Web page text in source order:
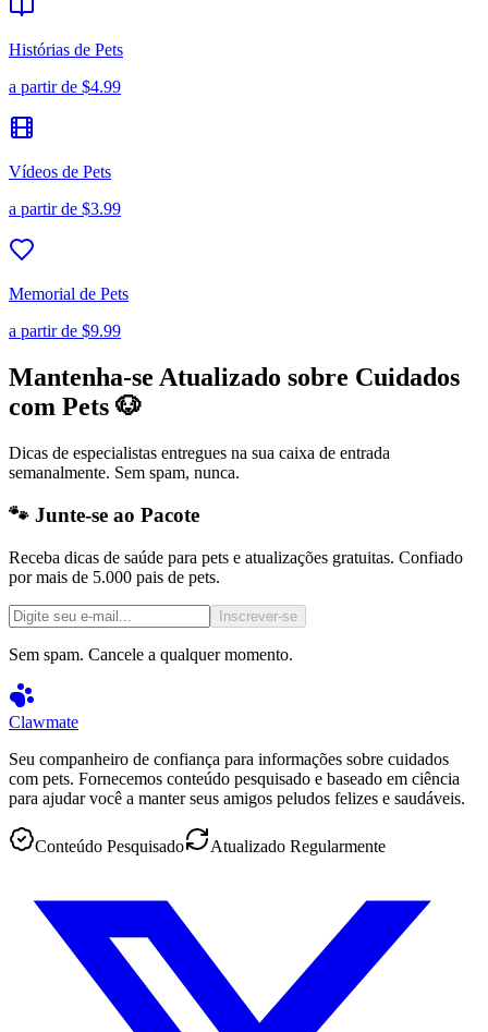
Histórias de Pets
a partir de $4.99
Vídeos de Pets
a partir de $3.99
Memorial de Pets
a partir de $9.99
Mantenha-se Atualizado sobre Cuidados
com Pets 🐶
Dicas de especialistas entregues na sua caixa de entrada
semanalmente. Sem spam, nunca.
🐾 Junte-se ao Pacote
Receba dicas de saúde para pets e atualizações gratuitas. Confiado
por mais de 5.000 pais de pets.
Inscrever-se
Sem spam. Cancele a qualquer momento.
Clawmate
Seu companheiro de confiança para informações sobre cuidados
com pets. Fornecemos conteúdo pesquisado e baseado em ciência
para ajudar você a manter seus amigos peludos felizes e saudáveis.
Conteúdo Pesquisado Atualizado Regularmente